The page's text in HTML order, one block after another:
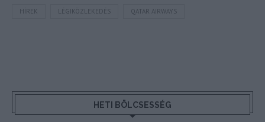
HÍREK LÉGIKÖZLEKEDÉS QATAR AIRWAYS
HETI BÖLCSESSÉG